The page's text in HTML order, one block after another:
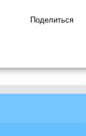
Поделиться